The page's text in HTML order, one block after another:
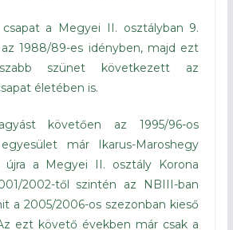
csapat a Megyei II. osztályban 9.
1988/89-es idényben, majd ezt
szünet következett az
életében is.
követően az 1995/96-os
már Ikarus-Maroshegy
újra a Megyei II. osztály Korona
2002-től szintén az NBIII-ban
a 2005/2006-os szezonban kieső
ezt követő években már csak a